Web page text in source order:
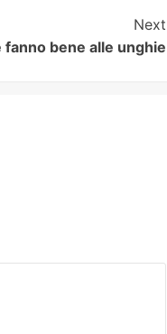
Next
fanno bene alle unghie